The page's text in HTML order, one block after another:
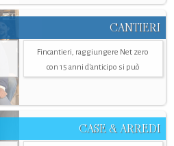
CANTIERI
Fincantieri, raggiungere Net zero
con 15 anni d'anticipo si può
CASE & ARREDI